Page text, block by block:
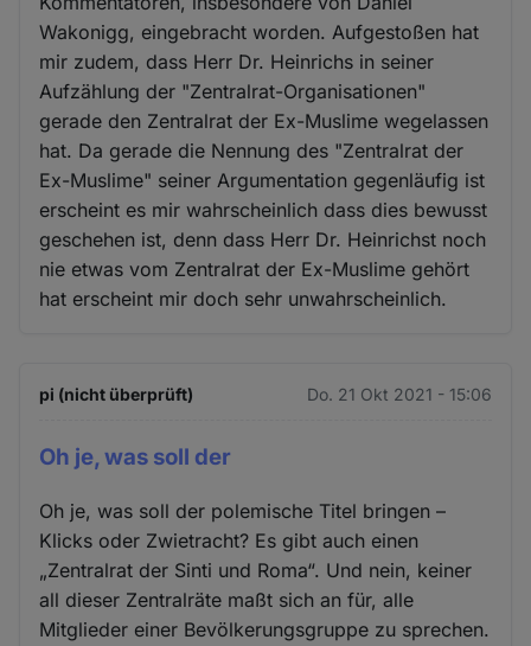
Wakonigg, eingebracht worden. Aufgestoßen hat
mir zudem, dass Herr Dr. Heinrichs in seiner
Aufzählung der "Zentralrat-Organisationen"
gerade den Zentralrat der Ex-Muslime wegelassen
hat. Da gerade die Nennung des "Zentralrat der
Ex-Muslime" seiner Argumentation gegenläufig ist
erscheint es mir wahrscheinlich dass dies bewusst
geschehen ist, denn dass Herr Dr. Heinrichst noch
nie etwas vom Zentralrat der Ex-Muslime gehört
hat erscheint mir doch sehr unwahrscheinlich.
pi (nicht überprüft) Do. 21 Okt 2021 - 15:06
Oh je, was soll der
Oh je, was soll der polemische Titel bringen –
Klicks oder Zwietracht? Es gibt auch einen
„Zentralrat der Sinti und Roma“. Und nein, keiner
all dieser Zentralräte maßt sich an für, alle
Mitglieder einer Bevölkerungsgruppe zu sprechen.